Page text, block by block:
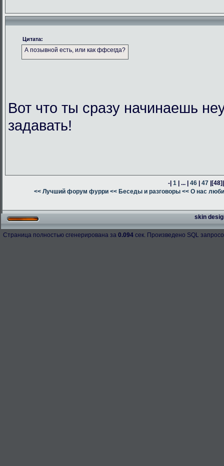
Цитата:
А позывной есть, или как ффсегда?
Вот что ты сразу начинаешь
задавать!
-| 1 | ... | 46 | 47 |[48]
<< Лучший форум фурри << Беседы и разговоры << О нас
skin
Страница полностью сгенерирована за 0.094 сек. Произведено SQL